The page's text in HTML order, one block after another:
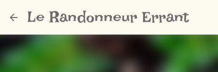
Le Randonneur Errant